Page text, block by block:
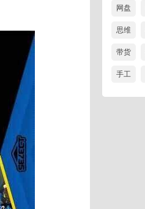
网盘
思维
带货
手工